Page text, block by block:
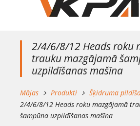
2/4/6/8/12 Heads roku
trauku mazgājamā
uzpildīšanas mašīna
Mājas Produkti
Šķidruma
2/4/6/8/12 Heads roku mazgājamā
šampūna uzpildīšanas mašīna